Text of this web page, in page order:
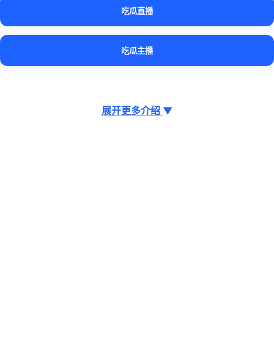
吃瓜直播
吃瓜主播
展开更多介绍 ▼